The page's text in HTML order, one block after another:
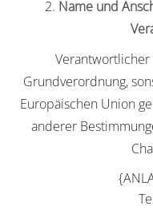
2. Name und
Grundverordnung,
Europäischen Union
anderer